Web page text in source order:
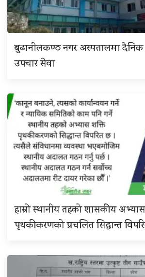
बुढानीलकण्ठ नगर अस्पतालमा
उपचार सेवा
हाम्रो स्थानीय तहको शासकीय
पृथकीकरणको प्रचलित सिद्धान्त